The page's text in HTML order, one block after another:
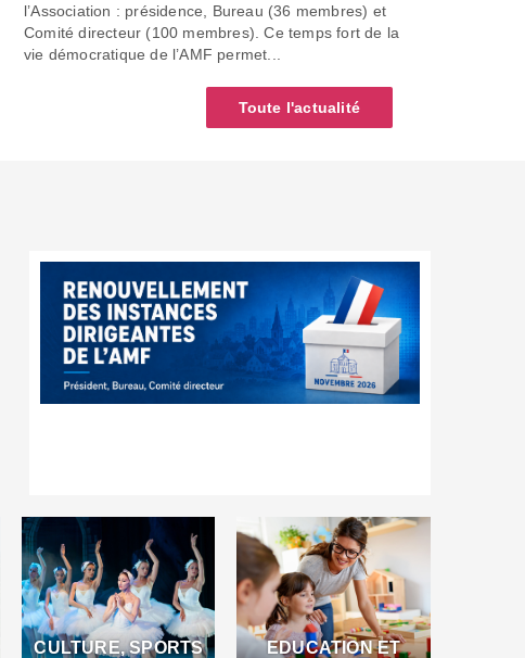
l’Association : présidence, Bureau (36 membres) et
Comité directeur (100 membres). Ce temps fort de la
vie démocratique de l’AMF permet...
Toute l'actualité
CULTURE, SPORTS
EDUCATION ET